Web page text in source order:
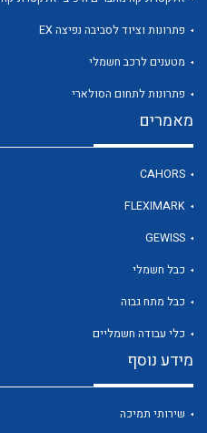
לכל מוצרי היצרן
פתרונות וציוד לסביבה נפיצה EX
מטענים לרכב חשמלי
פתרונות לתחום הסולארי
מאמרים
CAHORS
FLEXIMARK
GEWISS
כבל חשמלי
כבל מתח גבוה
כלי עבודה חשמליים
מידע נוסף
שירותי תמיכה